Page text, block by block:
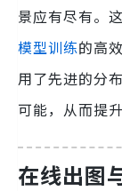
景应有尽有。
模型训练的高
用了先进的分
可能，从而提
在线出图